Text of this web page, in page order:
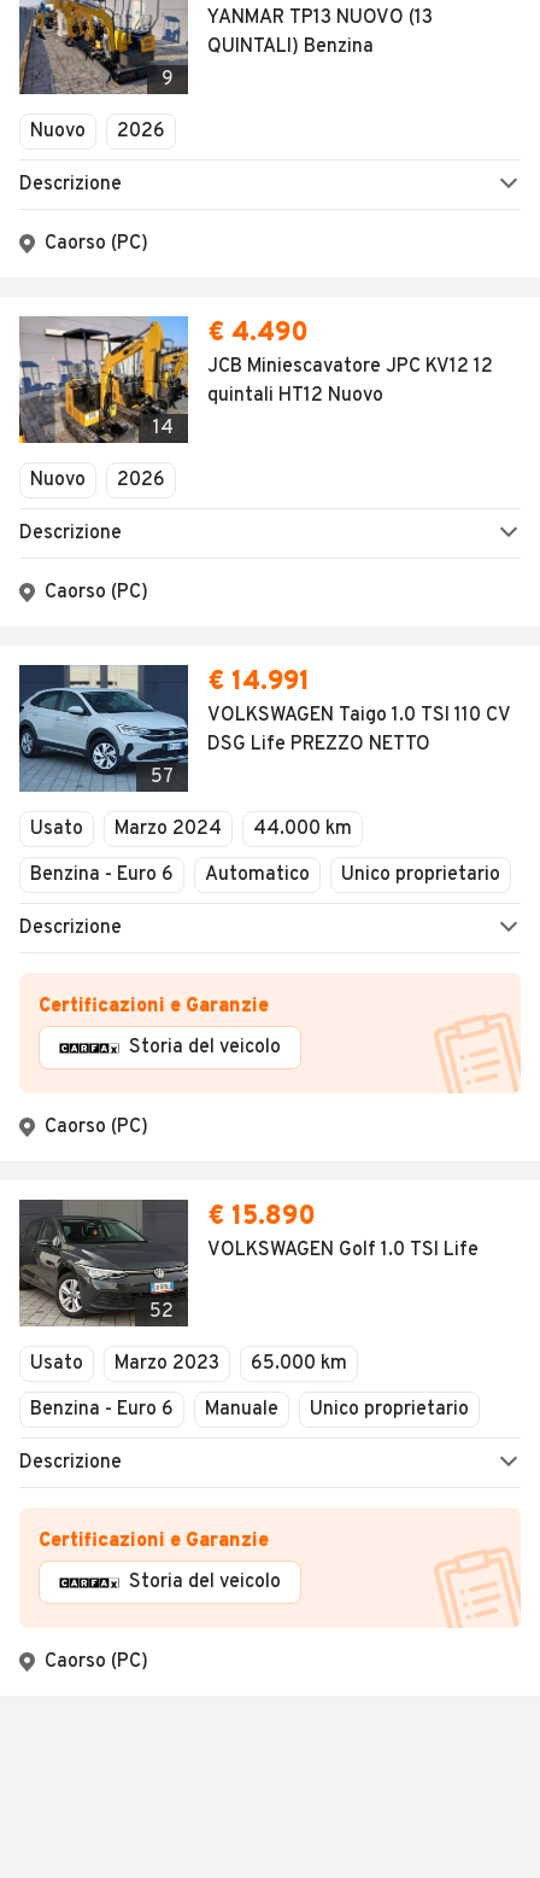
9
YANMAR TP13 NUOVO (13
QUINTALI) Benzina
Nuovo 2026
Descrizione
Caorso (PC)
14
€ 4.490
JCB Miniescavatore JPC KV12 12
quintali HT12 Nuovo
Nuovo 2026
Descrizione
Caorso (PC)
57
€ 14.991
VOLKSWAGEN Taigo 1.0 TSI 110 CV
DSG Life PREZZO NETTO
Usato Marzo 2024
44.000 km
Benzina - Euro 6
Automatico Unico proprietario
Descrizione
Certificazioni e Garanzie
Storia del veicolo
Caorso (PC)
52
€ 15.890
VOLKSWAGEN Golf 1.0 TSI Life
Usato Marzo 2023
65.000 km
Benzina - Euro 6
Manuale Unico proprietario
Descrizione
Certificazioni e Garanzie
Storia del veicolo
Caorso (PC)